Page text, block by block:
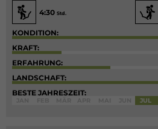
4:30 Std.
KONDITION:
KRAFT:
ERFAHRUNG:
LANDSCHAFT:
BESTE JAHRESZEIT:
JUL